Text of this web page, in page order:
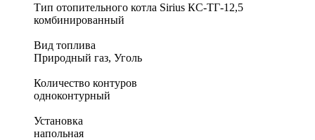
Тип отопительного котла Sirius КС-ТГ-12,5
комбинированный
Вид топлива
Природный газ, Уголь
Количество контуров
одноконтурный
Установка
напольная